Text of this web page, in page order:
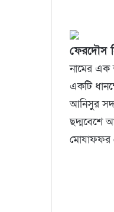
ফেরদৌস
নামের এক
একটি
আনিসুর
ছদ্মবেশে
মোযাফফর